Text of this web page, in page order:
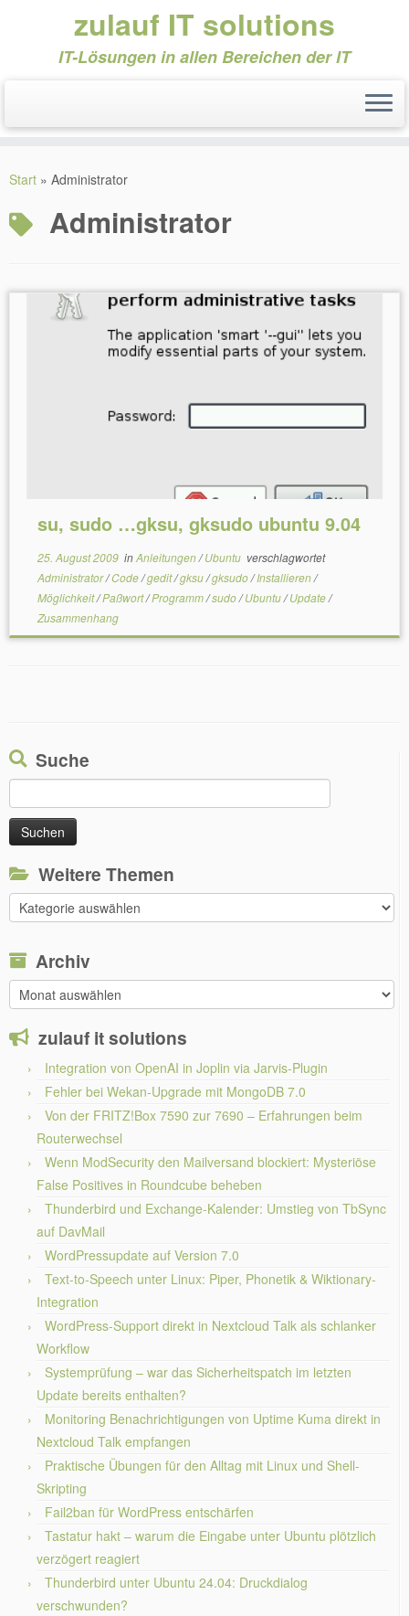
Inhalt
zulauf IT solutions
IT-Lösungen in allen Bereichen der IT
Start » Administrator
Administrator
su, sudo …gksu, gksudo ubuntu 9.04
25. August 2009inAnleitungen/Ubuntu verschlagwortet
Administrator/Code/gedit/gksu/gksudo/Installieren/
Möglichkeit/Paßwort/Programm/sudo/Ubuntu/Update/
Zusammenhang
Suche
nach:
Weitere Themen
Weitere
Themen
Archiv
Archiv
zulauf it solutions
Integration von OpenAI in Joplin via Jarvis-Plugin
Fehler bei Wekan-Upgrade mit MongoDB 7.0
Von der FRITZ!Box 7590 zur 7690 – Erfahrungen beim
Routerwechsel
Wenn ModSecurity den Mailversand blockiert: Mysteriöse
False Positives in Roundcube beheben
Thunderbird und Exchange-Kalender: Umstieg von TbSync
auf DavMail
WordPressupdate auf Version 7.0
Text-to-Speech unter Linux: Piper, Phonetik & Wiktionary-
Integration
WordPress-Support direkt in Nextcloud Talk als schlanker
Workflow
Systemprüfung – war das Sicherheitspatch im letzten
Update bereits enthalten?
Monitoring Benachrichtigungen von Uptime Kuma direkt in
Nextcloud Talk empfangen
Praktische Übungen für den Alltag mit Linux und Shell-
Skripting
Fail2ban für WordPress entschärfen
Tastatur hakt – warum die Eingabe unter Ubuntu plötzlich
verzögert reagiert
Thunderbird unter Ubuntu 24.04: Druckdialog
verschwunden?